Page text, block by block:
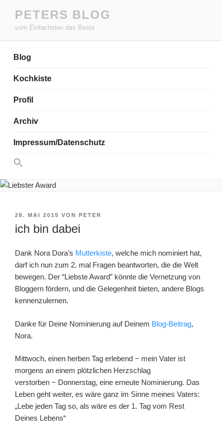
Inhalt
springen
PETERS BLOG
vom Einfachsten das Beste
Blog
Kochkiste
Profil
Archiv
Impressum/Datenschutz
Search
for:
VERÖFFENTLICHT
AM
28. MAI 2015 VON PETER
ich bin dabei
Dank Nora Dora’s Mutterkiste, welche mich nominiert hat,
darf ich nun zum 2. mal Fragen beantworten, die die Welt
bewegen. Der “Liebste Award” könnte die Vernetzung von
Bloggern fördern, und die Gelegenheit bieten, andere Blogs
kennenzulernen.
Danke für Deine Nominierung auf Deinem Blog-Beitrag,
Nora.
Mittwoch, einen herben Tag erlebend − mein Vater ist
morgens an einem plötzlichen Herzschlag
verstorben − Donnerstag, eine erneute Nominierung. Das
Leben geht weiter, es wäre ganz im Sinne meines Vaters:
„Lebe jeden Tag so, als wäre es der 1. Tag vom Rest
Deines Lebens“